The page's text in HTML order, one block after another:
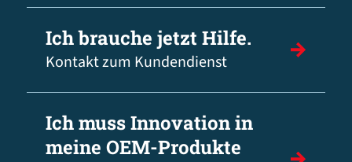
Ich brauche jetzt Hilfe.
Kontakt zum Kundendienst
Ich muss Innovation in
meine OEM-Produkte